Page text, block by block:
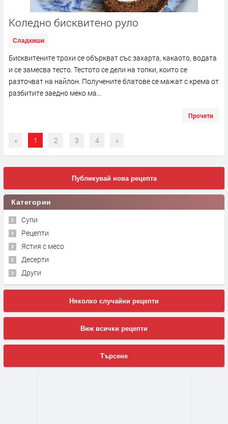
Коледно бисквитено руло
Сладкиши
Бисквитените трохи се объркват със захарта, какаото, водата
и се замесва тесто. Тестото се дели на топки, които се
разточват на найлон. Получените блатове се мажат с крема от
разбитите заедно меко ма...
Прочети
« 1 2 3 4 »
Публикувай нова рецепта
Категории
Супи
Рецепти
Ястия с месо
Десерти
Други
Няколко случайни рецепти
Виж всички рецепти
Търсене